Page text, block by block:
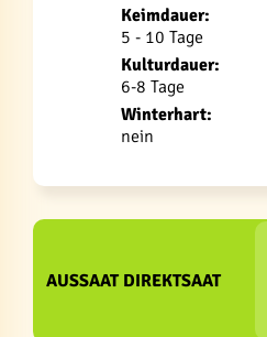
Keimdauer:
5 - 10 Tage
Kulturdauer:
6-8 Tage
Winterhart:
nein
AUSSAAT DIREKTSAAT